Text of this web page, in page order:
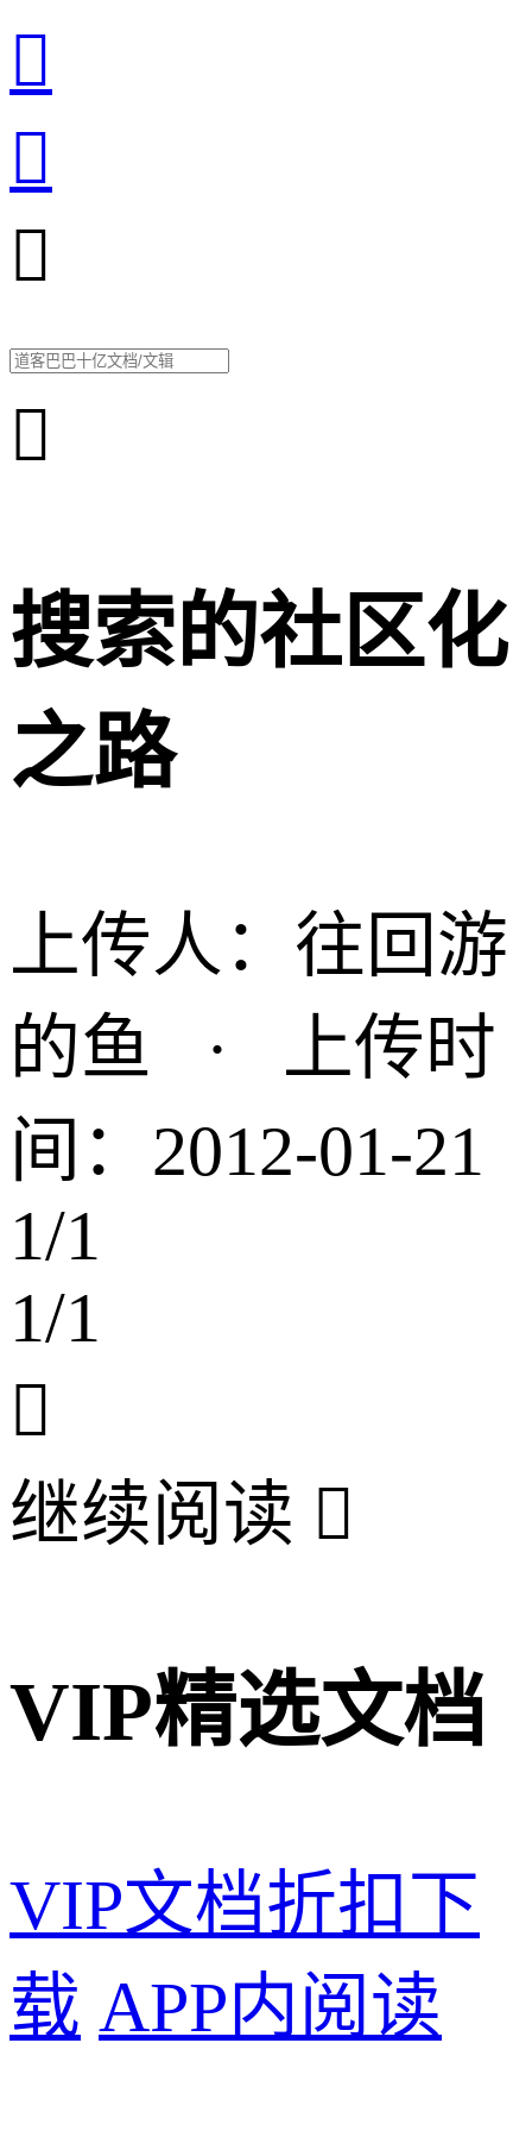




搜索的社区化
之路
上传人： 往回游
的鱼 · 上传时
间： 2012-01-21
1/1
1/1

继续阅读 
VIP精选文档
VIP文档折扣下
载 APP内阅读